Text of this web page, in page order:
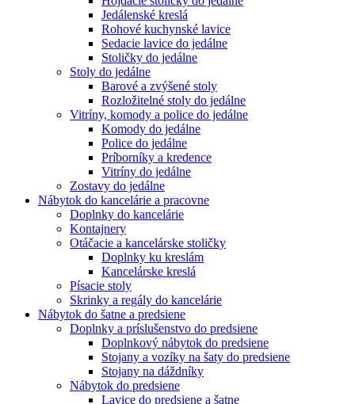
Jedálenské kreslá
Rohové kuchynské lavice
Sedacie lavice do jedálne
Stoličky do jedálne
Stoly do jedálne
Barové a zvýšené stoly
Rozložitelné stoly do jedálne
Vitríny, komody a police do jedálne
Komody do jedálne
Police do jedálne
Príborníky a kredence
Vitríny do jedálne
Zostavy do jedálne
Nábytok do kancelárie a pracovne
Doplnky do kancelárie
Kontajnery
Otáčacie a kancelárske stoličky
Doplnky ku kreslám
Kancelárske kreslá
Písacie stoly
Skrinky a regály do kancelárie
Nábytok do šatne a predsiene
Doplnky a príslušenstvo do predsiene
Doplnkový nábytok do predsiene
Stojany a vozíky na šaty do predsiene
Stojany na dáždníky
Nábytok do predsiene
Lavice do predsiene a šatne